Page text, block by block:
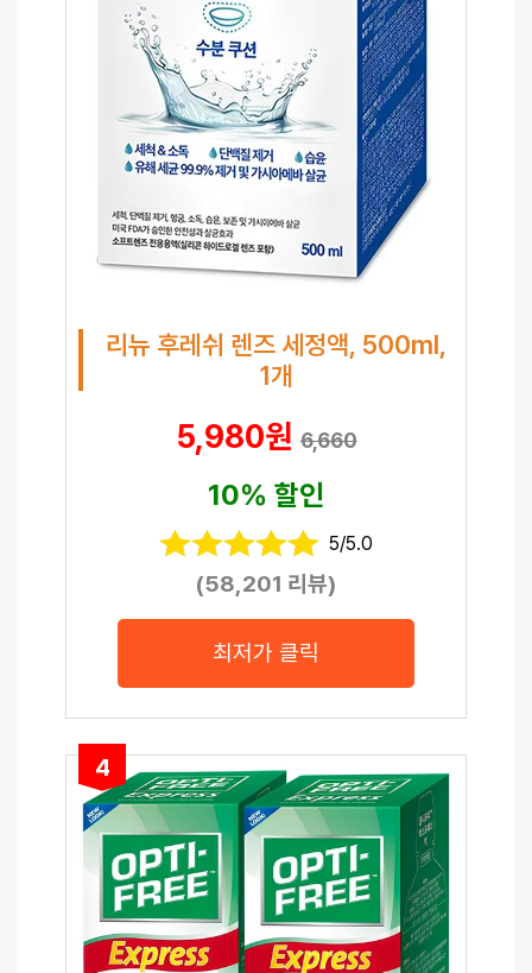
리뉴 후레쉬 렌즈 세정액, 500ml,
1개
5,980원6,660
10% 할인
5/5.0
(58,201 리뷰)
최저가 클릭
4